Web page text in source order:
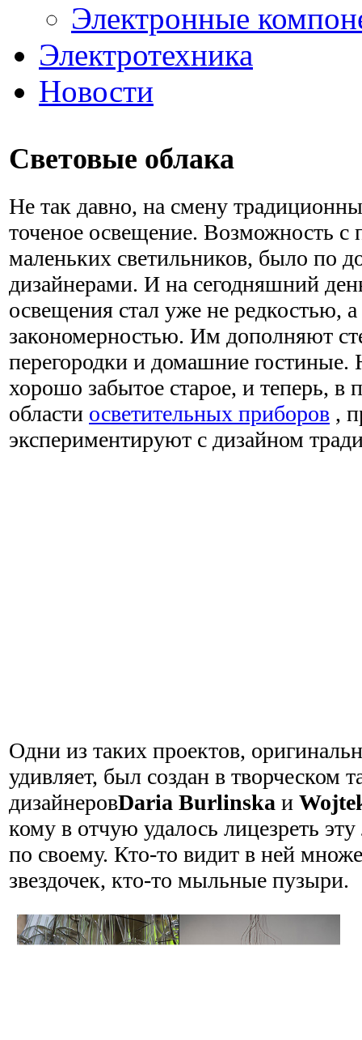
Электронные
Электротехника
Новости
Световые облака
Не так давно, на смену
точеное освещение. Возможность
маленьких светильников, было по
дизайнерами. И на сегодняшний
освещения стал уже не редкостью, а
закономерностью. Им дополняют
перегородки и домашние
хорошо забытое старое, и теперь, в
области осветительных приборов ,
экспериментируют с дизайном
Одни из таких проектов,
удивляет, был создан в творческом
дизайнеровDaria Burlinska и
кому в отчую удалось лицезреть
по своему. Кто-то видит в ней
звездочек, кто-то мыльные пузыри.